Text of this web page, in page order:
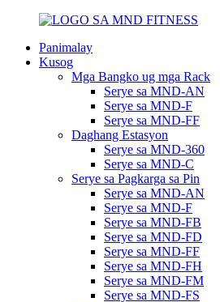
Panimalay
Kusog
Mga Bangko ug mga Rack
Serye sa MND-AN
Serye sa MND-F
Serye sa MND-FF
Daghang Estasyon
Serye sa MND-360
Serye sa MND-C
Serye sa Pagkarga sa Pin
Serye sa MND-AN
Serye sa MND-F
Serye sa MND-FB
Serye sa MND-FD
Serye sa MND-FF
Serye sa MND-FH
Serye sa MND-FM
Serye sa MND-FS